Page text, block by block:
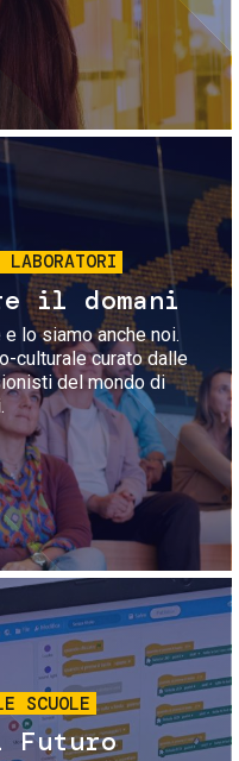
il domani
lo siamo anche noi.
culturale curato dalle
del mondo di
SCUOLE